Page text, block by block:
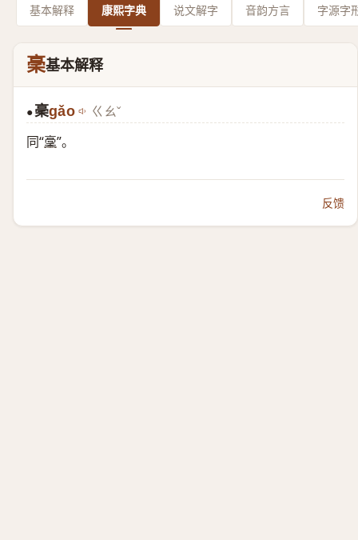
基本解释 康熙字典 说文解字 音韵方言 字源字
稁基本解释
●稁gǎo ㄍㄠˇ
同“稾”。
反馈